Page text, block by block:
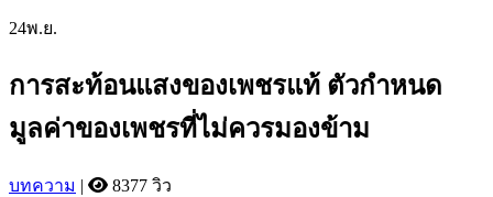
24พ.ย.
การสะท้อนแสงของเพชรแท้ ตัวกำหนด
มูลค่าของเพชรที่ไม่ควรมองข้าม
บทความ | 8377 วิว